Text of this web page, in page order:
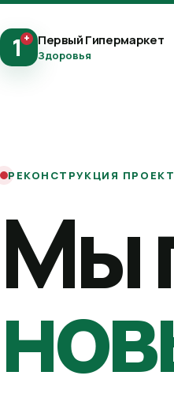
1+ Первый Гипермаркет
Здоровья
РЕКОНСТРУКЦИЯ
Мы